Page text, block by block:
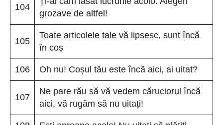
104
grozave de altfel!
105
Toate articolele tale vă lipsesc, sunt încă
în coș
106 Oh nu! Coșul tău este încă aici, ai uitat?
107
Ne pare rău să vă vedem căruciorul încă
aici, vă rugăm să nu uitați!